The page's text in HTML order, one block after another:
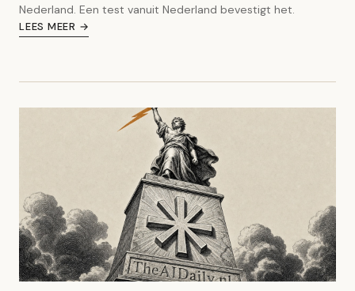
Nederland. Een test vanuit Nederland bevestigt het.
LEES MEER →